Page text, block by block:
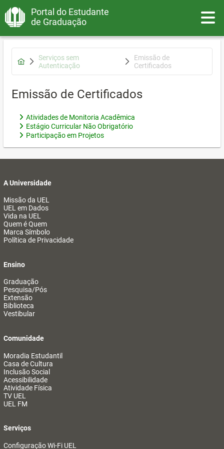
Portal do Estudante
de Graduação
Serviços sem
Autenticação
Emissão de
Certificados
Emissão de Certificados
Atividades de Monitoria Acadêmica
Estágio Curricular Não Obrigatório
Participação em Projetos
A Universidade
Missão da UEL
UEL em Dados
Vida na UEL
Quem é Quem
Marca Símbolo
Política de Privacidade
Ensino
Graduação
Pesquisa/Pós
Extensão
Biblioteca
Vestibular
Comunidade
Moradia Estudantil
Casa de Cultura
Inclusão Social
Acessibilidade
Atividade Física
TV UEL
UEL FM
Serviços
Configuração Wi-Fi UEL